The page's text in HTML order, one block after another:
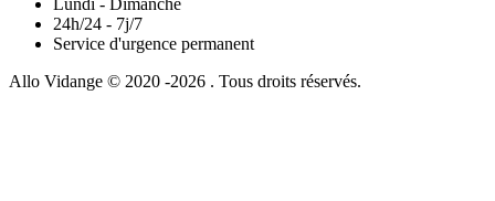
24h/24 - 7j/7
Service d'urgence permanent
Allo Vidange © 2020 -2026 . Tous droits réservés.